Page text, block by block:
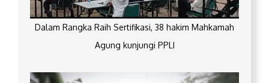
Dalam Rangka Raih Sertifikasi, 38 hakim Mahkamah
Agung kunjungi PPLI